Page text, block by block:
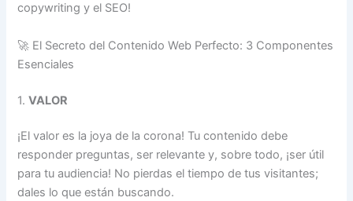
copywriting y el SEO!
🚀 El Secreto del Contenido Web Perfecto: 3 Componentes
Esenciales
1.VALOR
¡El valor es la joya de la corona! Tu contenido debe
responder preguntas, ser relevante y, sobre todo, ¡ser útil
para tu audiencia! No pierdas el tiempo de tus visitantes;
dales lo que están buscando.